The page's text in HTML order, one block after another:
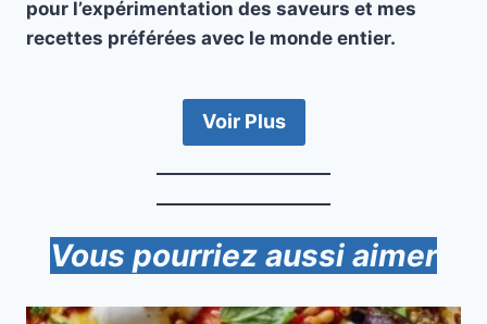
pour l’expérimentation des saveurs et mes
recettes préférées avec le monde entier.
Voir Plus
Vous pourriez aussi aimer